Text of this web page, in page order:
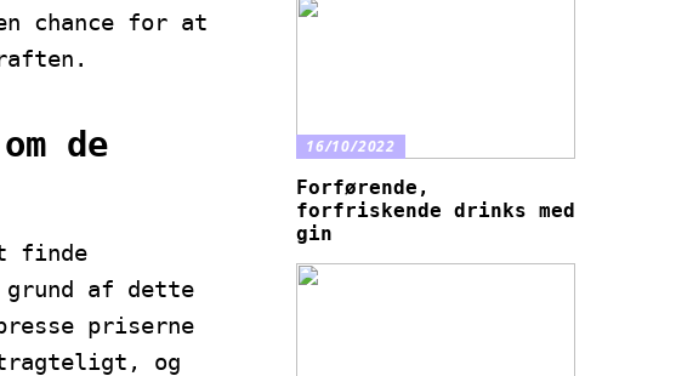
chance for at
de
finde
af dette
priserne
og
16/10/2022
Forførende,
forfriskende drinks med
gin